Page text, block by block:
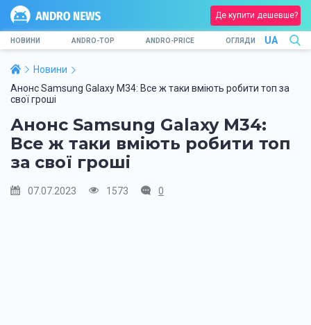
Де купити дешевше?
НОВИНИ ANDRO-TOP ANDRO-PRICE ОГЛЯДИ UA
Новини
Анонс Samsung Galaxy M34: Все ж таки вміють робити топ за
свої гроші
Анонс Samsung Galaxy M34:
Все ж таки вміють робити топ
за свої гроші
07.07.2023 1573 0